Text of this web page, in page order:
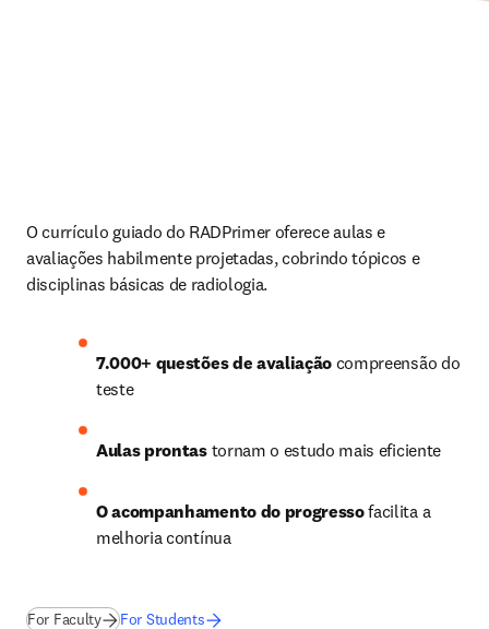
O currículo guiado do RADPrimer oferece aulas e
avaliações habilmente projetadas, cobrindo tópicos e
disciplinas básicas de radiologia.
7.000+ questões de avaliação compreensão do
teste
Aulas prontas tornam o estudo mais eficiente
O acompanhamento do progresso facilita a
melhoria contínua
For Faculty For Students